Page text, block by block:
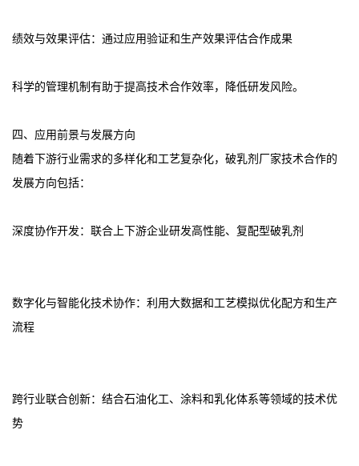
绩效与效果评估：通过应用验证和生产效果评估合作成果
科学的管理机制有助于提高技术合作效率，降低研发风险。
四、应用前景与发展方向
随着下游行业需求的多样化和工艺复杂化，破乳剂厂家技术合作的
发展方向包括：
深度协作开发：联合上下游企业研发高性能、复配型破乳剂
数字化与智能化技术协作：利用大数据和工艺模拟优化配方和生产
流程
跨行业联合创新：结合石油化工、涂料和乳化体系等领域的技术优
势